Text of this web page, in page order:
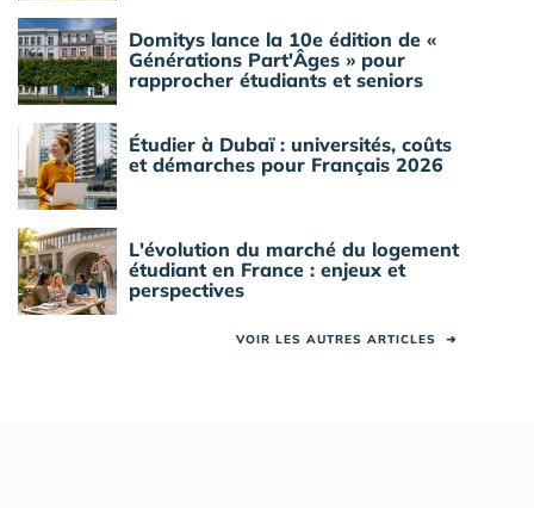
Domitys lance la 10e édition de «
Générations Part'Âges » pour
rapprocher étudiants et seniors
Étudier à Dubaï : universités, coûts
et démarches pour Français 2026
L'évolution du marché du logement
étudiant en France : enjeux et
perspectives
VOIR LES AUTRES ARTICLES ➜